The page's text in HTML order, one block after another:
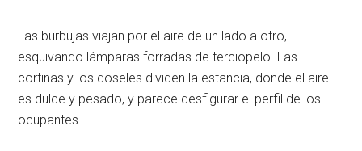
Las burbujas viajan por el aire de un lado a otro,
esquivando lámparas forradas de terciopelo. Las
cortinas y los doseles dividen la estancia, donde el aire
es dulce y pesado, y parece desfigurar el perfil de los
ocupantes.